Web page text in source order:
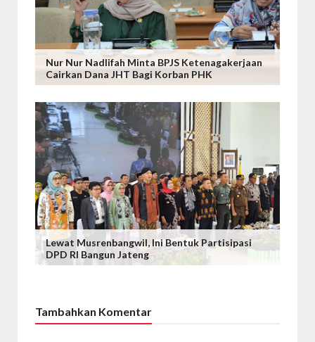
Nur Nur Nadlifah Minta BPJS Ketenagakerjaan
Cairkan Dana JHT Bagi Korban PHK
Lewat Musrenbangwil, Ini Bentuk Partisipasi
DPD RI Bangun Jateng
Tambahkan Komentar